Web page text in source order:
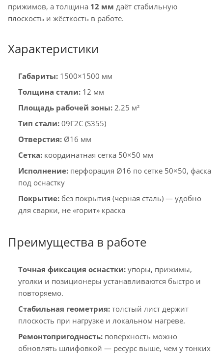
прижимов, а толщина 12 мм даёт стабильную
плоскость и жёсткость в работе.
Характеристики
Габариты: 1500×1500 мм
Толщина стали: 12 мм
Площадь рабочей зоны: 2.25 м²
Тип стали: 09Г2С (S355)
Отверстия: Ø16 мм
Сетка: координатная сетка 50×50 мм
Исполнение: перфорация Ø16 по сетке 50×50, фаска
под оснастку
Покрытие: без покрытия (черная сталь) — удобно
для сварки, не «горит» краска
Преимущества в работе
Точная фиксация оснастки: упоры, прижимы,
уголки и позиционеры устанавливаются быстро и
повторяемо.
Стабильная геометрия: толстый лист держит
плоскость при нагрузке и локальном нагреве.
Ремонтопригодность: поверхность можно
обновлять шлифовкой — ресурс выше, чем у тонких